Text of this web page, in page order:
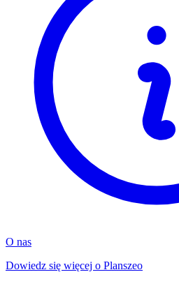
O nas
Dowiedz się więcej o Planszeo